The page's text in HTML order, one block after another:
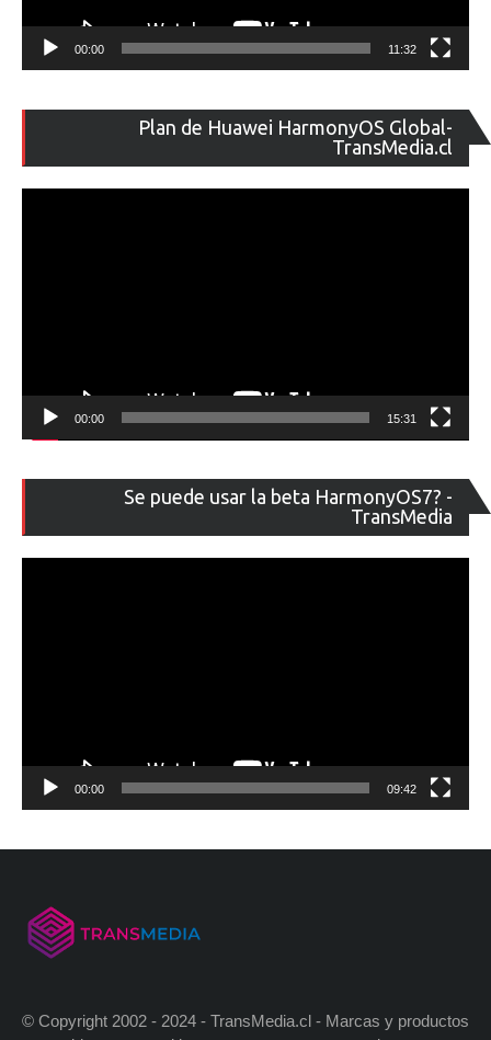
00:00 11:32
Plan de Huawei HarmonyOS Global-
TransMedia.cl
de
00:00 15:31
Se puede usar la beta HarmonyOS7? -
TransMedia
de
00:00 09:42
© Copyright 2002 - 2024 - TransMedia.cl - Marcas y productos